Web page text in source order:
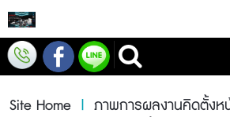
Site Home | ภาพการผลงานคิดตั้งห